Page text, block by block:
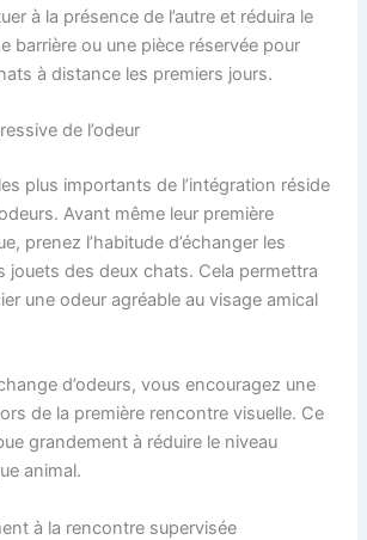
à la présence de l’autre et réduira le
barrière ou une pièce réservée pour
à distance les premiers jours.
de l’odeur
plus importants de l’intégration réside
Avant même leur première
prenez l’habitude d’échanger les
jouets des deux chats. Cela permettra
une odeur agréable au visage amical
d’odeurs, vous encouragez une
de la première rencontre visuelle. Ce
grandement à réduire le niveau
animal.
à la rencontre supervisée